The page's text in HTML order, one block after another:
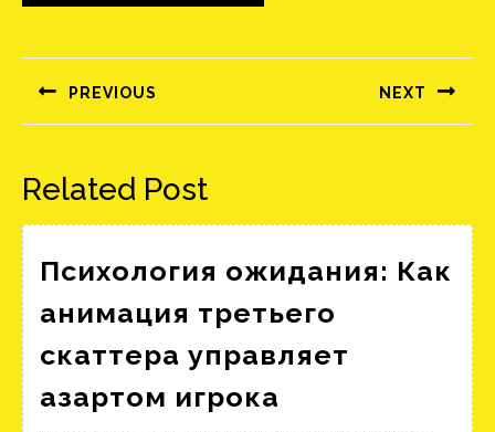
navigáció
PREVIOUS
Előző
NEXT
Következő
Related Post
Психология ожидания: Как
анимация третьего
скаттера управляет
азартом игрока